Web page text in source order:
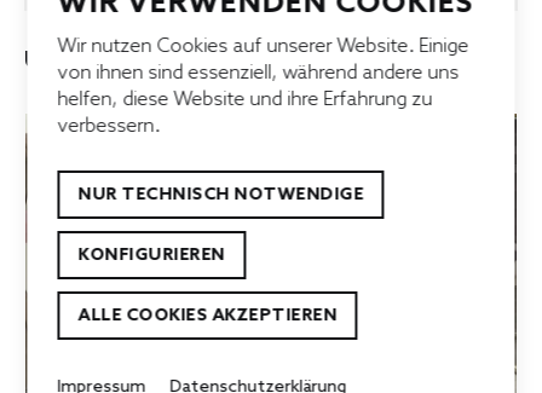
UNSERE TOP-ANGEBOTE
Wir nutzen Cookies auf unserer Website. Einige
von ihnen sind essenziell, während andere uns
helfen, diese Website und ihre Erfahrung zu
verbessern.
NUR TECHNISCH NOTWENDIGE
KONFIGURIEREN
ALLE COOKIES AKZEPTIEREN
Impressum Datenschutzerklärung